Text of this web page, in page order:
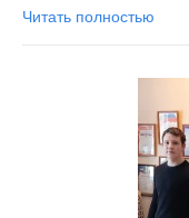
Читать полностью